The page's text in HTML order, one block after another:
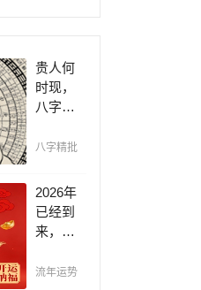
贵人何
时现，
八字帮
平阴阳
福，八
字精批
批出一
生好命
八字精批
2026年
已经到
来，如
把握先
流年运势